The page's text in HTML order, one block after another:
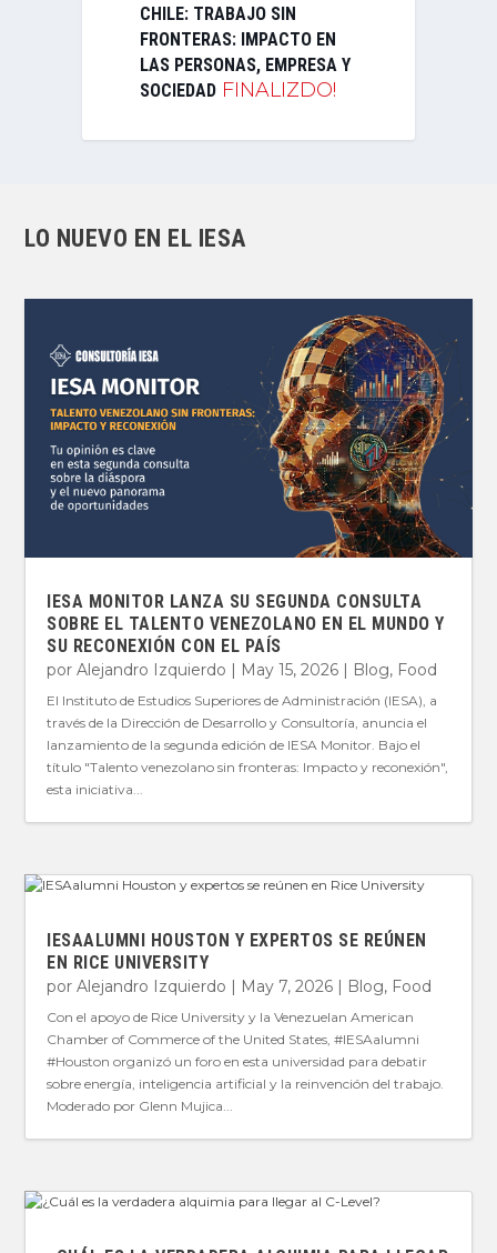
CHILE: TRABAJO SIN
FRONTERAS: IMPACTO EN
LAS PERSONAS, EMPRESA Y
SOCIEDAD FINALIZDO!
LO NUEVO EN EL IESA
IESA MONITOR LANZA SU SEGUNDA CONSULTA
SOBRE EL TALENTO VENEZOLANO EN EL MUNDO Y
SU RECONEXIÓN CON EL PAÍS
porAlejandro Izquierdo | May 15, 2026 | Blog, Food
El Instituto de Estudios Superiores de Administración (IESA), a
través de la Dirección de Desarrollo y Consultoría, anuncia el
lanzamiento de la segunda edición de IESA Monitor. Bajo el
título "Talento venezolano sin fronteras: Impacto y reconexión",
esta iniciativa...
IESAALUMNI HOUSTON Y EXPERTOS SE REÚNEN
EN RICE UNIVERSITY
porAlejandro Izquierdo | May 7, 2026 | Blog, Food
Con el apoyo de Rice University y la Venezuelan American
Chamber of Commerce of the United States, #IESAalumni
#Houston organizó un foro en esta universidad para debatir
sobre energía, inteligencia artificial y la reinvención del trabajo.
Moderado por Glenn Mujica...